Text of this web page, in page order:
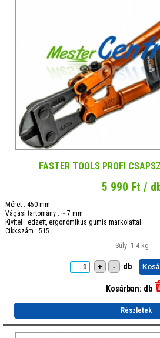
FASTER TOOLS PROFI
5 990 Ft /
Méret : 450 mm
Vágási tartomány : ~ 7 mm
Kivitel : edzett, ergonómikus gumis markolattal
Cikkszám : 515
Súly: 1.4 kg
+ - db
Kosárban: db
Részletek